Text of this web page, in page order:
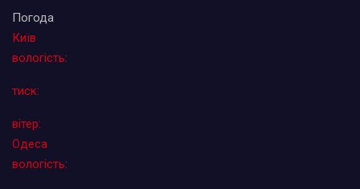
Погода
Київ
вологість:
тиск:
вітер:
Одеса
вологість: